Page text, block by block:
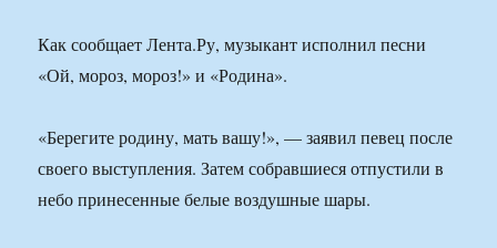
Как сообщает Лента.Ру, музыкант исполнил песни
«Ой, мороз, мороз!» и «Родина».
«Берегите родину, мать вашу!», — заявил певец после
своего выступления. Затем собравшиеся отпустили в
небо принесенные белые воздушные шары.